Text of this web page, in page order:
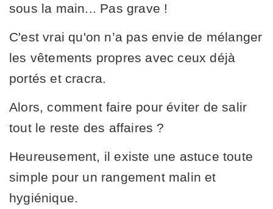
sous la main... Pas grave !
C'est vrai qu'on n’a pas envie de mélanger
les vêtements propres avec ceux déjà
portés et cracra.
Alors, comment faire pour éviter de salir
tout le reste des affaires ?
Heureusement, il existe une astuce toute
simple pour un rangement malin et
hygiénique.